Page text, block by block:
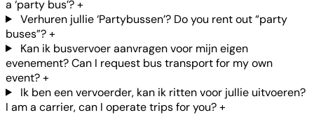
a ‘party bus’?+
Verhuren jullie ‘Partybussen’? Do you rent out “party
buses”?+
Kan ik busvervoer aanvragen voor mijn eigen
evenement? Can I request bus transport for my own
event?+
Ik ben een vervoerder, kan ik ritten voor jullie uitvoeren?
I am a carrier, can I operate trips for you?+